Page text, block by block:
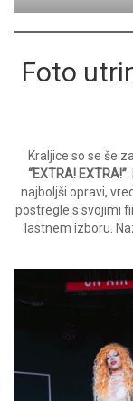
Foto
Kraljice so se še
“EXTRA! EXTRA!”
najboljši opravi,
postregle s svojimi
lastnem izboru.